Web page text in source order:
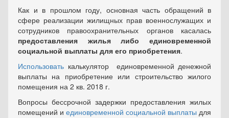
Как и в прошлом году, основная часть обращений в
сфере реализации жилищных прав военнослужащих и
сотрудников правоохранительных органов касалась
предоставления жилья либо единовременной
социальной выплаты для его приобретения.
Использовать калькулятор единовременной денежной
выплаты на приобретение или строительство жилого
помещения на 2 кв. 2018 г.
Вопросы бессрочной задержки предоставления жилых
помещений и единовременной социальной выплаты для